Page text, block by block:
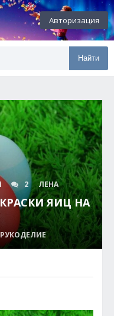
Авторизация
Найти
2 ЛЕНА
ЯИЦ НА